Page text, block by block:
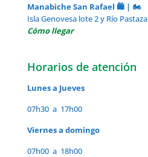
Manabiche San Rafael 🛍️ | 🏍️
Isla Genovesa lote 2 y Río Pastaza
Cómo llegar
Horarios de atención
Lunes a Jueves
07h30 a 17h00
Viernes a domingo
07h00 a 18h00